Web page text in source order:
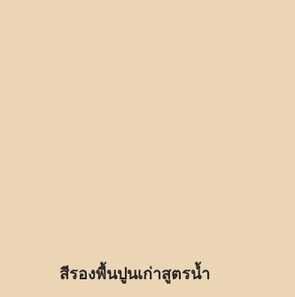
สีรองพื้นปูนเก่าสูตรน้ำ